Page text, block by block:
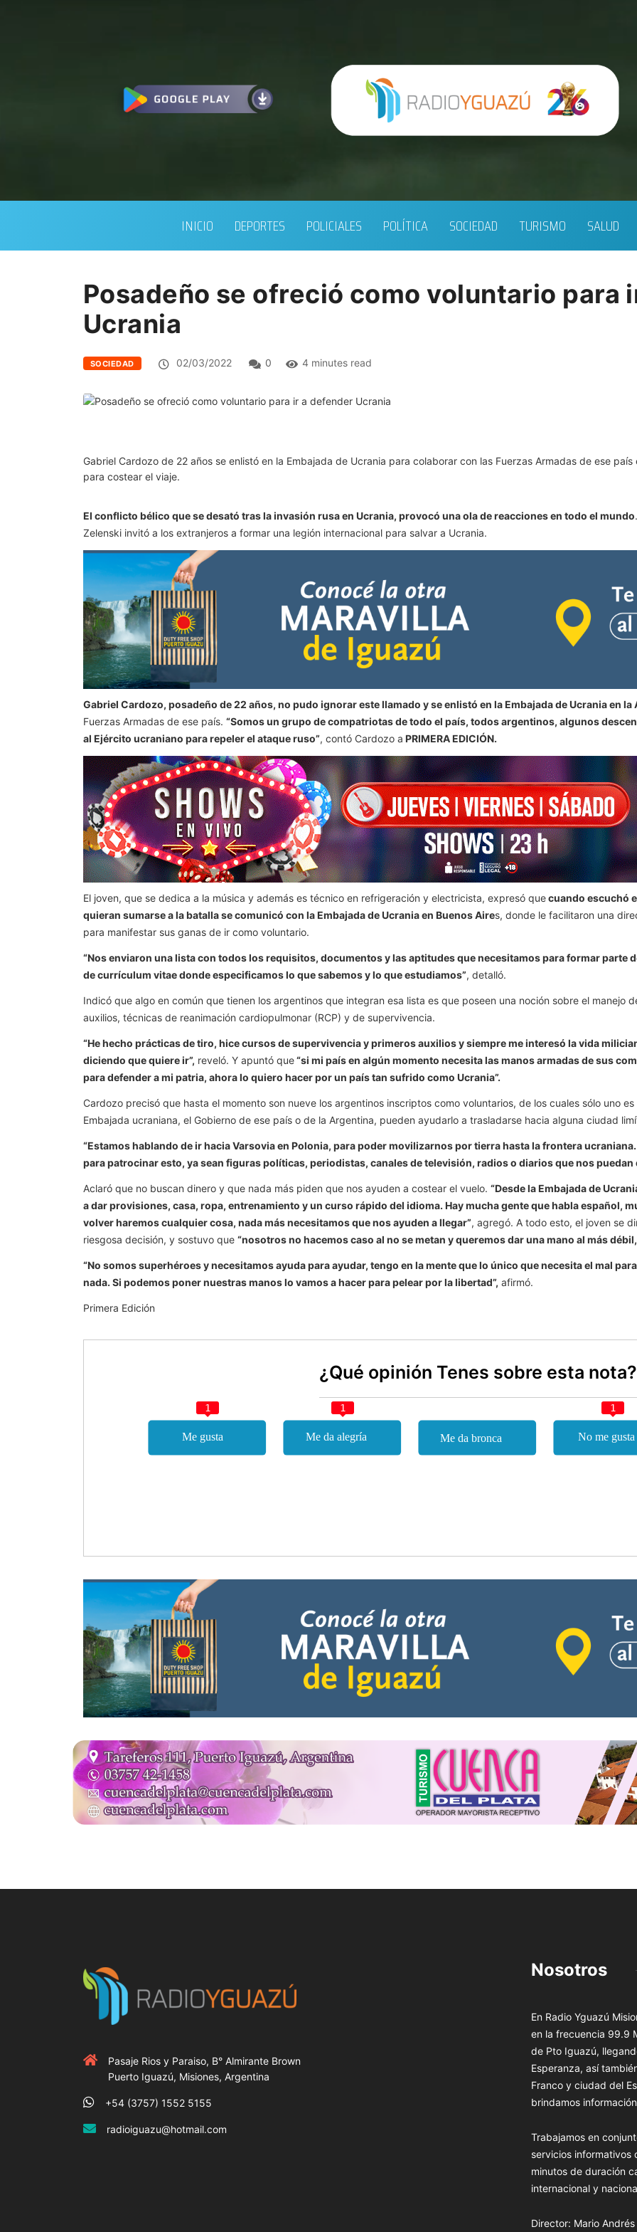
INICIO DEPORTES POLICIALES POLÍTICA SOCIEDAD TURISMO SALUD
Posadeño se ofreció como voluntario para
Ucrania
SOCIEDAD 02/03/2022 0 4 minutes read
Gabriel Cardozo de 22 años se enlistó en la Embajada de Ucrania para colaborar con las Fuerzas Armadas de ese
para costear el viaje.
El conflicto bélico que se desató tras la invasión rusa en Ucrania, provocó una ola de reacciones en todo el mundo
Zelenski invitó a los extranjeros a formar una legión internacional para salvar a Ucrania.
Gabriel Cardozo, posadeño de 22 años, no pudo ignorar este llamado y se enlistó en la Embajada de Ucrania en
Fuerzas Armadas de ese país. “Somos un grupo de compatriotas de todo el país, todos argentinos, algunos
al Ejército ucraniano para repeler el ataque ruso”, contó Cardozo a PRIMERA EDICIÓN.
El joven, que se dedica a la música y además es técnico en refrigeración y electricista, expresó quecuando escuchó
quieran sumarse a la batalla se comunicó con la Embajada de Ucrania en Buenos Aires, donde le facilitaron una
para manifestar sus ganas de ir como voluntario.
“Nos enviaron una lista con todos los requisitos, documentos y las aptitudes que necesitamos para formar parte
de currículum vitae donde especificamos lo que sabemos y lo que estudiamos”, detalló.
Indicó que algo en común que tienen los argentinos que integran esa lista es que poseen una noción sobre el manejo
auxilios, técnicas de reanimación cardiopulmonar (RCP) y de supervivencia.
“He hecho prácticas de tiro, hice cursos de supervivencia y primeros auxilios y siempre me interesó la vida
diciendo que quiere ir”, reveló. Y apuntó que“si mi país en algún momento necesita las manos armadas de sus
para defender a mi patria, ahora lo quiero hacer por un país tan sufrido como Ucrania”.
Cardozo precisó que hasta el momento son nueve los argentinos inscriptos como voluntarios, de los cuales sólo uno
Embajada ucraniana, el Gobierno de ese país o de la Argentina, pueden ayudarlo a trasladarse hacia alguna ciudad
“Estamos hablando de ir hacia Varsovia en Polonia, para poder movilizarnos por tierra hasta la frontera
para patrocinar esto, ya sean figuras políticas, periodistas, canales de televisión, radios o diarios que nos puedan
Aclaró que no buscan dinero y que nada más piden que nos ayuden a costear el vuelo. “Desde la Embajada de
a dar provisiones, casa, ropa, entrenamiento y un curso rápido del idioma. Hay mucha gente que habla español,
volver haremos cualquier cosa, nada más necesitamos que nos ayuden a llegar”, agregó. A todo esto, el joven se
riesgosa decisión, y sostuvo que “nosotros no hacemos caso al no se metan y queremos dar una mano al más
“No somos superhéroes y necesitamos ayuda para ayudar, tengo en la mente que lo único que necesita el mal
nada. Si podemos poner nuestras manos lo vamos a hacer para pelear por la libertad”, afirmó.
Primera Edición
¿Qué opinión Tenes sobre esta nota?
1 1 1
Pasaje Rios y Paraiso, B° Almirante Brown
Puerto Iguazú, Misiones, Argentina
+54 (3757) 1552 5155
radioiguazu@hotmail.com
Nosotros
En Radio Yguazú
en la frecuencia 99.9
de Pto Iguazú,
Esperanza, así
Franco y ciudad del
brindamos
Trabajamos en
servicios informativos
minutos de duración
internacional y
Director: Mario